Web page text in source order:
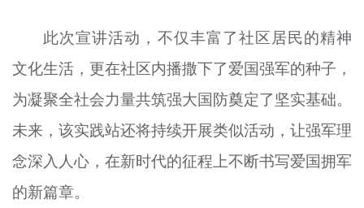
此次宣讲活动，不仅丰富了社区居民的精神
文化生活，更在社区内播撒下了爱国强军的种子，
为凝聚全社会力量共筑强大国防奠定了坚实基础。
未来，该实践站还将持续开展类似活动，让强军理
念深入人心，在新时代的征程上不断书写爱国拥军
的新篇章。